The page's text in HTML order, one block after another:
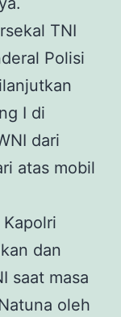
TNI
Polisi
I di
dari
atas mobil
dan
saat masa
oleh